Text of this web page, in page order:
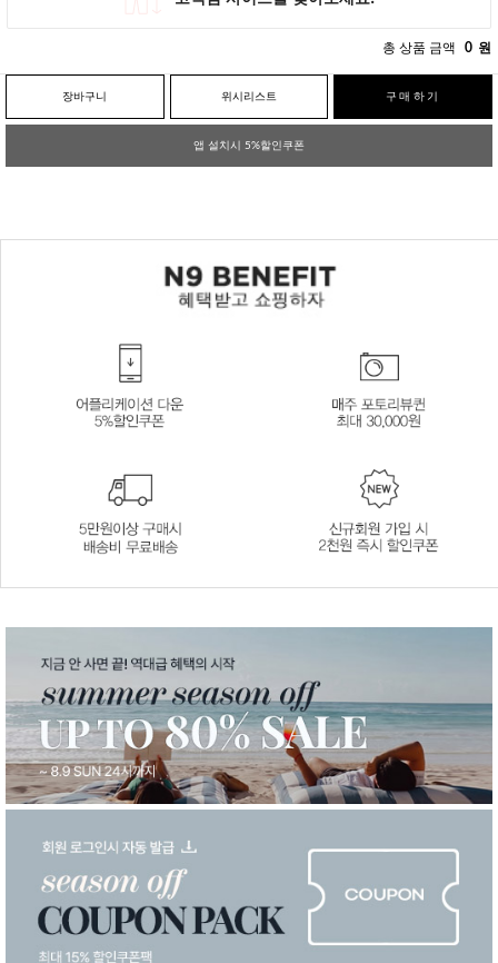
총 상품 금액 0 원
장바구니 위시리스트 구매하기
앱 설치시 5%할인쿠폰